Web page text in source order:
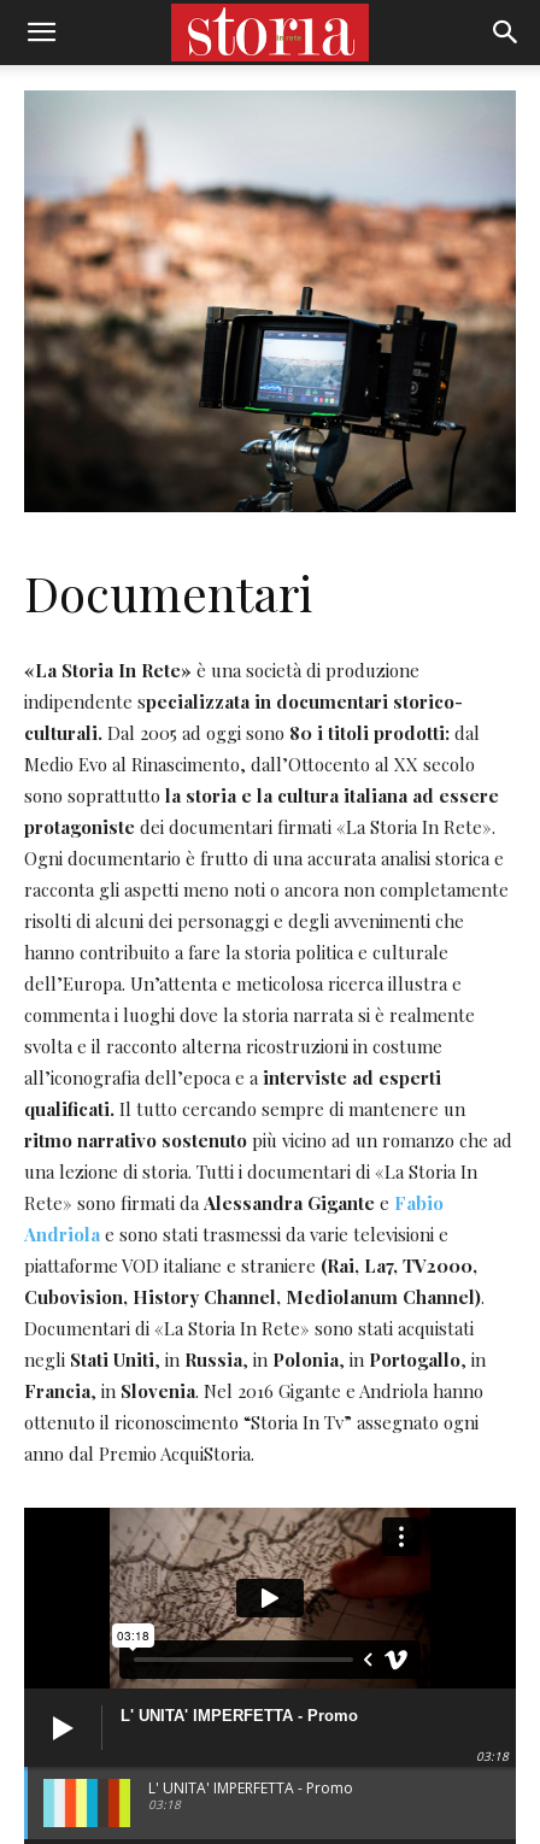
Documentari
«La Storia In Rete» è una società di produzione
indipendente specializzata in documentari storico-
culturali. Dal 2005 ad oggi sono 80 i titoli prodotti: dal
Medio Evo al Rinascimento, dall’Ottocento al XX secolo
sono soprattutto la storia e la cultura italiana ad essere
protagoniste dei documentari firmati «La Storia In Rete».
Ogni documentario è frutto di una accurata analisi storica e
racconta gli aspetti meno noti o ancora non completamente
risolti di alcuni dei personaggi e degli avvenimenti che
hanno contribuito a fare la storia politica e culturale
dell’Europa. Un’attenta e meticolosa ricerca illustra e
commenta i luoghi dove la storia narrata si è realmente
svolta e il racconto alterna ricostruzioni in costume
all’iconografia dell’epoca e ainterviste ad esperti
qualificati. Il tutto cercando sempre di mantenere un
ritmo narrativo sostenuto più vicino ad un romanzo che ad
una lezione di storia. Tutti i documentari di «La Storia In
Rete» sono firmati daAlessandra Gigante e Fabio
Andriola e sono stati trasmessi da varie televisioni e
piattaforme VOD italiane e straniere (Rai, La7, TV2000,
Cubovision, History Channel, Mediolanum Channel).
Documentari di «La Storia In Rete» sono stati acquistati
negli Stati Uniti, in Russia, in Polonia, in Portogallo, in
Francia, in Slovenia. Nel 2016 Gigante e Andriola hanno
ottenuto il riconoscimento “Storia In Tv” assegnato ogni
anno dal Premio AcquiStoria.
L' UNITA' IMPERFETTA - Promo
03:18
L' UNITA' IMPERFETTA - Promo
03:18